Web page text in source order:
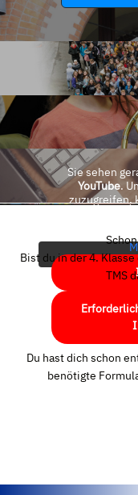
Sie sehen
YouTube.
zuzugreifen,
Bist du in der 4.
TMS
Du hast dich schon
benötigte